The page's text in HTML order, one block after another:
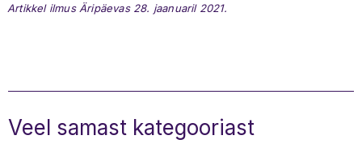
Artikkel ilmus Äripäevas 28. jaanuaril 2021.
Veel samast kategooriast